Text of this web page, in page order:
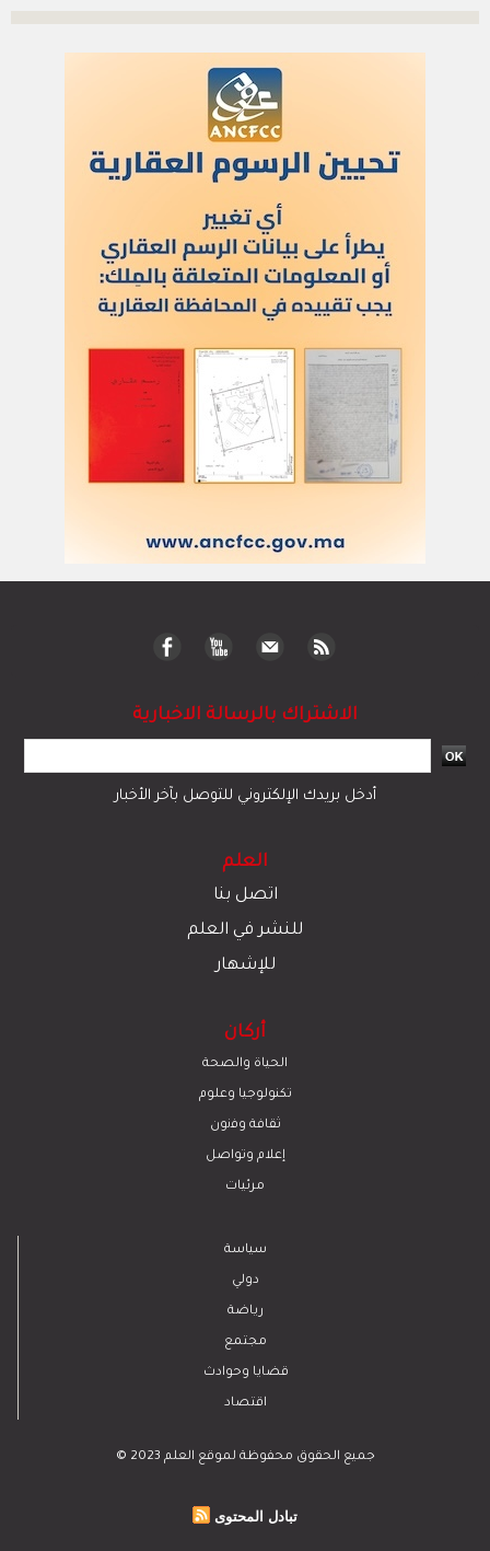
الاشتراك بالرسالة الاخبارية
أدخل بريدك الإلكتروني للتوصل بآخر الأخبار
العلم
اتصل بنا
للنشر في العلم
للإشهار
أركان
الحياة والصحة
تكنولوجيا وعلوم
ﺛﻘﺎﻓﺔ وﻓﻧون
إعلام وتواصل
مرئيات
سياسة
دولي
رياضة
مجتمع
قضايا وحوادث
اقتصاد
© 2023 جميع الحقوق محفوظة لموقع العلم
تبادل المحتوى